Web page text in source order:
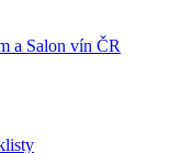
a Salon vín ČR